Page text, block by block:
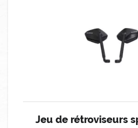
Jeu de rétroviseurs